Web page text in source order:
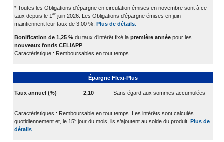
* Toutes les Obligations d’épargne en circulation émises en novembre sont à ce
taux depuis le 1 er juin 2026. Les Obligations d’épargne émises en juin
maintiennent leur taux de 3,00 %. Plus de détails.
Bonification de 1,25 % du taux d’intérêt fixé la première année pour les
nouveaux fonds CELIAPP
Caractéristique : Remboursables en tout temps.
Épargne Flexi-Plus
Taux annuel (%) 2,10 Sans égard aux sommes accumulées
Caractéristiques : Remboursable en tout temps. Les intérêts sont calculés
quotidiennement et, le 15e jour du mois, ils s’ajoutent au solde du produit. Plus de
détails